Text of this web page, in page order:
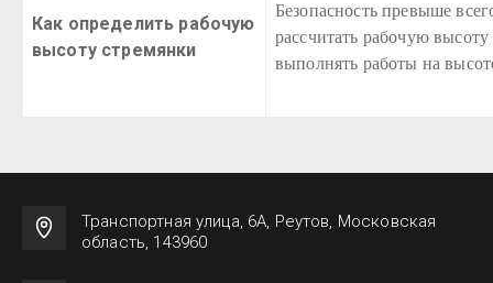
Как определить рабочую
высоту стремянки
Безопасность превыше
рассчитать рабочую
выполнять работы на
Транспортная улица, 6А, Реутов, Московская
область, 143960